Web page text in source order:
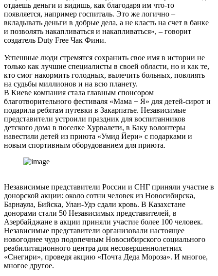
отдаешь деньги и видишь, как благодаря им что-то
появляется, например госпиталь. Это же логично –
вкладывать деньги в добрые дела, а не класть на счет в банке
и позволять накапливаться и накапливаться», – говорит
создатель Duty Free Чак Фини.
Успешные люди стремятся сохранить свое имя в истории не
только как лучшие специалисты в своей области, но и как те,
кто смог накормить голодных, вылечить больных, повлиять
на судьбы миллионов и на всю планету.
В Киеве компания стала главным спонсором
благотворительного фестиваля «Мама + Я» для детей-сирот и
подарила ребятам путевки в Закарпатье. Независимые
представители устроили праздник для воспитанников
детского дома в поселке Хурвалети, в Баку волонтеры
навестили детей из приюта «Умид Йери» с подарками и
новым спортивным оборудованием для приюта.
Независимые представители России и СНГ приняли участие в
донорской акции: около сотни человек из Новосибирска,
Барнаула, Бийска, Улан-Удэ сдали кровь. В Казахстане
донорами стали 50 Независимых представителей, в
Азербайджане в акции приняли участие более 100 человек.
Независимые представители организовали настоящее
новогоднее чудо подопечным Новосибирского социального
реабилитационного центра для несовершеннолетних
«Снегири», проведя акцию «Почта Деда Мороза». И многое,
многое другое.